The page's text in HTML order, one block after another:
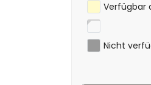
Verfügbar
Nicht